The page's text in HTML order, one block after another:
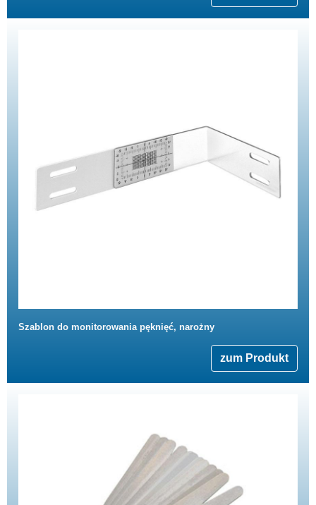
Szablon do monitorowania pęknięć, narożny
zum Produkt